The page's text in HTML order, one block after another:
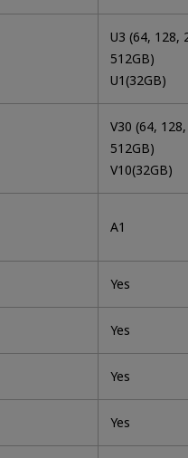
U3 (64, 128,
512GB)
U1(32GB)
V30 (64,
512GB)
V10(32GB)
A1
Yes
Yes
Yes
Yes